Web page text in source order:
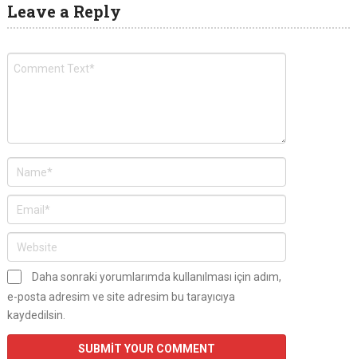
Leave a Reply
Daha sonraki yorumlarımda kullanılması için adım,
e-posta adresim ve site adresim bu tarayıcıya
kaydedilsin.